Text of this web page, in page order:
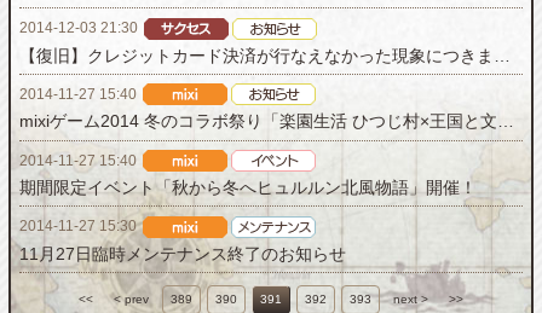
2014-12-03 21:30
2014-11-27 15:40
mixiゲーム2014 冬のコラボ祭り「楽園生活 ひつじ村×王国と文明」
2014-11-27 15:40
期間限定イベント「秋から冬へヒュルルン北風物語」開催！
2014-11-27 15:30
11月27日臨時メンテナンス終了のお知らせ
<< < prev 389 390 391 392 393 next > >>